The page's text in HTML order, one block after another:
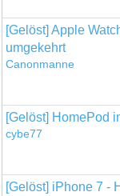
[Gelöst] Apple
umgekehrt
Canonmanne
[Gelöst] HomePod
cybe77
[Gelöst] iPhone 7 -